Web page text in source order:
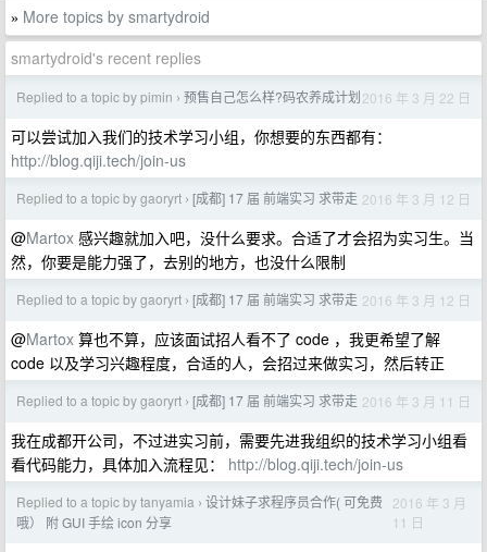
» More topics by smartydroid
smartydroid's recent replies
Replied to a topic by pimin › 预售自己怎么样?码农养成计划2016 年 3 月 22 日
可以尝试加入我们的技术学习小组，你想要的东西都有：
http://blog.qiji.tech/join-us
Replied to a topic by gaoryrt › [成都] 17 届 前端实习 求带走 2016 年 3 月 12 日
@Martox 感兴趣就加入吧，没什么要求。合适了才会招为实习生。当
然，你要是能力强了，去别的地方，也没什么限制
Replied to a topic by gaoryrt › [成都] 17 届 前端实习 求带走 2016 年 3 月 12 日
@Martox 算也不算，应该面试招人看不了 code ，我更希望了解
code 以及学习兴趣程度，合适的人，会招过来做实习，然后转正
Replied to a topic by gaoryrt › [成都] 17 届 前端实习 求带走 2016 年 3 月 11 日
我在成都开公司，不过进实习前，需要先进我组织的技术学习小组看
看代码能力，具体加入流程见： http://blog.qiji.tech/join-us
Replied to a topic by tanyamia › 设计妹子求程序员合作( 可免费
哦） 附 GUI 手绘 icon 分享
2016 年 3 月
11 日